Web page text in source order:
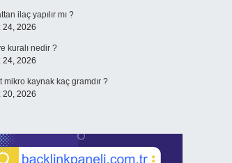
ilaç yapılır mı ?
24, 2026
kuralı nedir ?
24, 2026
mikro kaynak kaç gramdır ?
20, 2026